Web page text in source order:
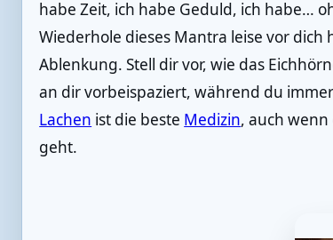
habe Zeit, ich habe Geduld, ich habe…
Wiederhole dieses Mantra leise vor
Ablenkung. Stell dir vor, wie das
an dir vorbeispaziert, während du
Lachen ist die beste Medizin, auch
geht.